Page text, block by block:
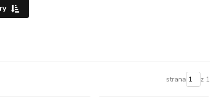
strana z 1